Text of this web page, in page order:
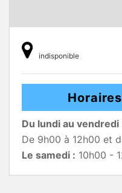
indisponible
Du lundi au vendredi
De 9h00 à 12h00 et
Le samedi : 10h00 -